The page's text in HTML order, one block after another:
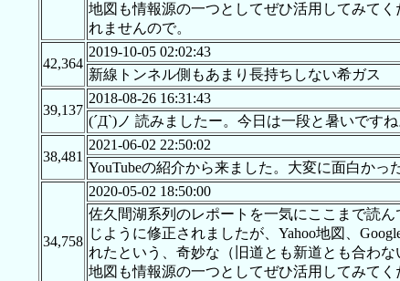
地図も情報源の一つとしてぜひ活用してみて
れませんので。
42,364
2019-10-05 02:02:43
新線トンネル側もあまり長持ちしない希ガス
39,137
2018-08-26 16:31:43
(´Д`)ノ 読みましたー。今日は一段と暑いですね
38,481
2021-06-02 22:50:02
YouTubeの紹介から来ました。大変に面白かっ
34,758
2020-05-02 18:50:00
佐久間湖系列のレポートを一気にここまで読ん
じように修正されましたが、Yahoo地図、
れたという、奇妙な（旧道とも新道とも合わ
地図も情報源の一つとしてぜひ活用してみて